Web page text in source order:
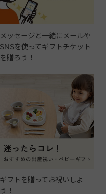
メッセージと一緒にメールや
SNSを使ってギフトチケット
を贈ろう！
ギフトを贈ってお祝いしよ
う！